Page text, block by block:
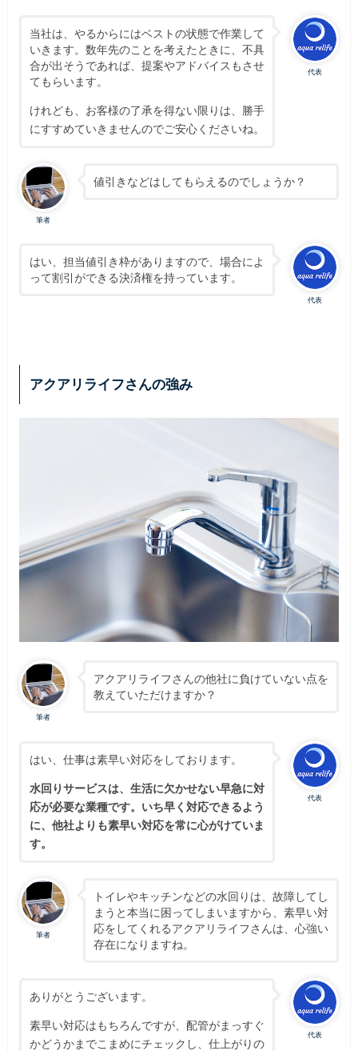
代表
当社は、やるからにはベストの状態で作業して
いきます。数年先のことを考えたときに、不具
合が出そうであれば、提案やアドバイスもさせ
てもらいます。
けれども、お客様の了承を得ない限りは、勝手
にすすめていきませんのでご安心くださいね。
筆者
値引きなどはしてもらえるのでしょうか？
代表
はい、担当値引き枠がありますので、場合によ
って割引ができる決済権を持っています。
アクアリライフさんの強み
筆者
アクアリライフさんの他社に負けていない点を
教えていただけますか？
代表
はい、仕事は素早い対応をしております。
水回りサービスは、生活に欠かせない早急に対
応が必要な業種です。いち早く対応できるよう
に、他社よりも素早い対応を常に心がけていま
す。
筆者
トイレやキッチンなどの水回りは、故障してし
まうと本当に困ってしまいますから、素早い対
応をしてくれるアクアリライフさんは、心強い
存在になりますね。
代表
ありがとうございます。
素早い対応はもちろんですが、配管がまっすぐ
かどうかまでこまめにチェックし、仕上がりの